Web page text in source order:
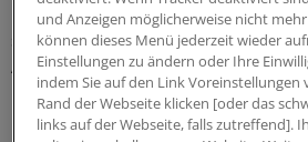
Hauptkasse nicht genug Mittel
seiner Skepsis ändert auch die
Ameos-Gruppe bereits von dem
Geld löst Grundproblem
und Anzeigen möglicherweise nicht
können dieses Menü jederzeit wieder
Einstellungen zu ändern oder Ihre
indem Sie auf den Link
Rand der Webseite klicken [oder das
links auf der Webseite, falls zutreffend].